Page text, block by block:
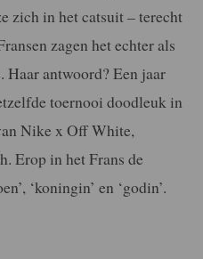
zich in het catsuit – terecht
zagen het echter als
Haar antwoord? Een jaar
toernooi doodleuk in
Nike x Off White,
Erop in het Frans de
‘koningin’ en ‘godin’.